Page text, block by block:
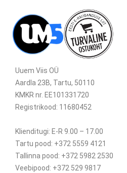
Uuem Viis OÜ
Aardla 23B, Tartu, 50110
KMKR nr. EE101331720
Registrikood: 11680452
Klienditugi: E-R 9.00 – 17.00
Tartu pood: +372 5559 4121
Tallinna pood: +372 5982 2530
Veebipood: +372 529 9817